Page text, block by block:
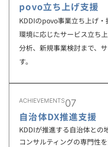
povo立ち上げ支援
KDDIのpovo事業立ち上げ
環境に応じたサービス立ち
分析、新規事業検討まで、
す。
ACHIEVEMENTS07
自治体DX推進支援
KDDIが推進する自治体との
コンサルティングの専門性